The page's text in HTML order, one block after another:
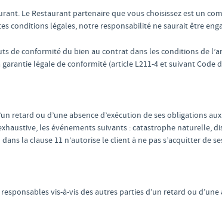
Le Restaurant partenaire que vous choisissez est un
conditions légales, notre responsabilité ne saurait être
de conformité du bien au contrat dans les conditions de
garantie légale de conformité (article L211-4 et suivant Code
retard ou d’une absence d’exécution de ses obligations
les événements suivants : catastrophe naturelle,
la clause 11 n’autorise le client à ne pas s’acquitter de
vis-à-vis des autres parties d’un retard ou